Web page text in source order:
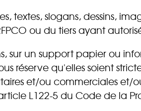
textes, slogans, dessins,
ou du tiers ayant
sur un support papier ou
réserve qu'elles soient
et/ou commerciales
L122-5 du Code de la